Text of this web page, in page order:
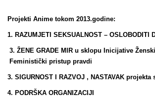
Projekti Anime tokom 2013.godine:
1. RAZUMJETI SEKSUALNOST – OSLOBODITI
3. ŽENE GRADE MIR u sklopu Inicijative
Feministički pristup pravdi
3. SIGURNOST I RAZVOJ , NASTAVAK projekta
4. PODRŠKA ORGANIZACIJI